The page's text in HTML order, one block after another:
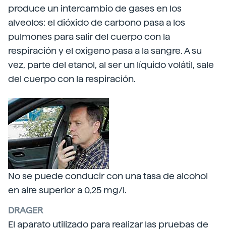
produce un intercambio de gases en los
alveolos: el dióxido de carbono pasa a los
pulmones para salir del cuerpo con la
respiración y el oxígeno pasa a la sangre. A su
vez, parte del etanol, al ser un líquido volátil, sale
del cuerpo con la respiración.
No se puede conducir con una tasa de alcohol
en aire superior a 0,25 mg/l.
DRAGER
El aparato utilizado para realizar las pruebas de